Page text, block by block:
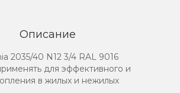
Описание
2035/40 N12 3/4 RAL 9016
для эффективного и
в жилых и нежилых